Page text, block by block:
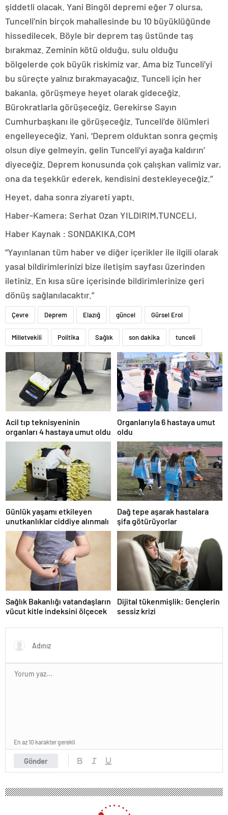
şiddetli olacak. Yani Bingöl depremi eğer 7 olursa,
Tunceli’nin birçok mahallesinde bu 10 büyüklüğünde
hissedilecek. Böyle bir deprem taş üstünde taş
bırakmaz. Zeminin kötü olduğu, sulu olduğu
bölgelerde çok büyük riskimiz var. Ama biz Tunceli’yi
bu süreçte yalnız bırakmayacağız. Tunceli için her
bakanla, görüşmeye heyet olarak gideceğiz.
Bürokratlarla görüşeceğiz. Gerekirse Sayın
Cumhurbaşkanı ile görüşeceğiz. Tunceli’de ölümleri
engelleyeceğiz. Yani, ‘Deprem olduktan sonra geçmiş
olsun diye gelmeyin, gelin Tunceli’yi ayağa kaldırın’
diyeceğiz. Deprem konusunda çok çalışkan valimiz var,
ona da teşekkür ederek, kendisini destekleyeceğiz.”
Heyet, daha sonra ziyareti yaptı.
Haber-Kamera: Serhat Ozan YILDIRIM,TUNCELI,
Haber Kaynak : SONDAKIKA.COM
“Yayınlanan tüm haber ve diğer içerikler ile ilgili olarak
yasal bildirimlerinizi bize iletişim sayfası üzerinden
iletiniz. En kısa süre içerisinde bildirimlerinize geri
dönüş sağlanılacaktır.”
Çevre Deprem Elazığ güncel Gürsel Erol
Milletvekili Politika Sağlık son dakika tunceli
Acil tıp teknisyeninin
organları 4 hastaya umut oldu
Organlarıyla 6 hastaya umut
oldu
Günlük yaşamı etkileyen
unutkanlıklar ciddiye alınmalı
Dağ tepe aşarak hastalara
şifa götürüyorlar
Sağlık Bakanlığı vatandaşların
vücut kitle indeksini ölçecek
Dijital tükenmişlik: Gençlerin
sessiz krizi
Gönder
En az 10 karakter gerekli